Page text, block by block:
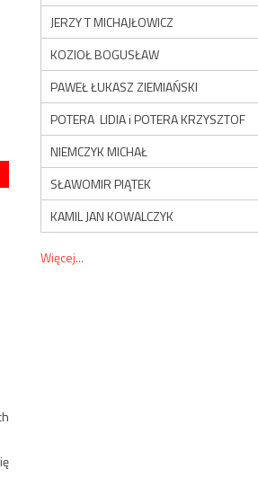
JERZY T MICHAJŁOWICZ
KOZIOŁ BOGUSŁAW
PAWEŁ ŁUKASZ ZIEMIAŃSKI
POTERA LIDIA i POTERA KRZYSZTOF
NIEMCZYK MICHAŁ
SŁAWOMIR PIĄTEK
KAMIL JAN KOWALCZYK
Więcej...